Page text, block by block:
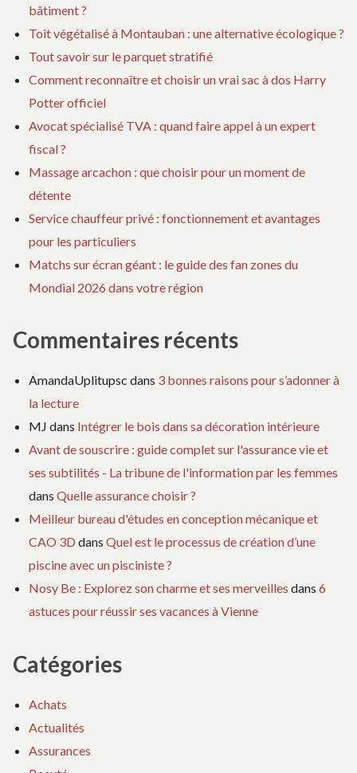
bâtiment ?
Toit végétalisé à Montauban : une alternative écologique ?
Tout savoir sur le parquet stratifié
Comment reconnaître et choisir un vrai sac à dos Harry
Potter officiel
Avocat spécialisé TVA : quand faire appel à un expert
fiscal ?
Massage arcachon : que choisir pour un moment de
détente
Service chauffeur privé : fonctionnement et avantages
pour les particuliers
Matchs sur écran géant : le guide des fan zones du
Mondial 2026 dans votre région
Commentaires récents
AmandaUplitupsc dans 3 bonnes raisons pour s’adonner à
la lecture
MJ dans Intégrer le bois dans sa décoration intérieure
Avant de souscrire : guide complet sur l'assurance vie et
ses subtilités - La tribune de l'information par les femmes
dans Quelle assurance choisir ?
Meilleur bureau d'études en conception mécanique et
CAO 3D dans Quel est le processus de création d’une
piscine avec un pisciniste ?
Nosy Be : Explorez son charme et ses merveilles dans 6
astuces pour réussir ses vacances à Vienne
Catégories
Achats
Actualités
Assurances